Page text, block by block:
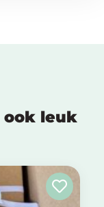
ook leuk